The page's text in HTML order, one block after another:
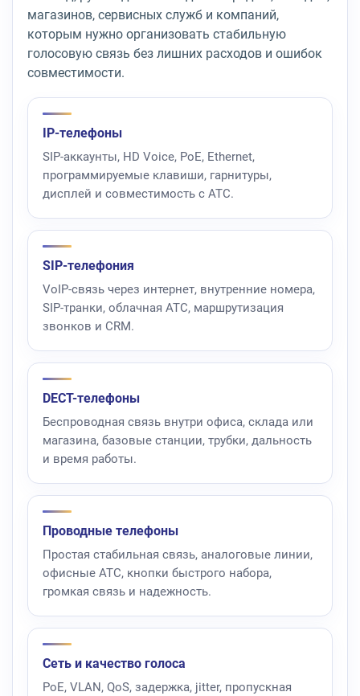
магазинов, сервисных служб и компаний,
которым нужно организовать стабильную
голосовую связь без лишних расходов и ошибок
совместимости.
IP-телефоны
SIP-аккаунты, HD Voice, PoE, Ethernet,
программируемые клавиши, гарнитуры,
дисплей и совместимость с АТС.
SIP-телефония
VoIP-связь через интернет, внутренние номера,
SIP-транки, облачная АТС, маршрутизация
звонков и CRM.
DECT-телефоны
Беспроводная связь внутри офиса, склада или
магазина, базовые станции, трубки, дальность
и время работы.
Проводные телефоны
Простая стабильная связь, аналоговые линии,
офисные АТС, кнопки быстрого набора,
громкая связь и надежность.
Сеть и качество голоса
PoE, VLAN, QoS, задержка, jitter, пропускная